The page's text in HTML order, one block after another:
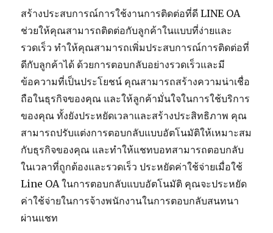
สร้างประสบการณ์การใช้งานการติดต่อที่ดี LINE OA
ช่วยให้คุณสามารถติดต่อกับลูกค้าในแบบที่ง่ายและ
รวดเร็ว ทำให้คุณสามารถเพิ่มประสบการณ์การติดต่อที่
ดีกับลูกค้าได้ ด้วยการตอบกลับอย่างรวดเร็วและมี
ข้อความที่เป็นประโยชน์ คุณสามารถสร้างความน่าเชื่อ
ถือในธุรกิจของคุณ และให้ลูกค้ามั่นใจในการใช้บริการ
ของคุณ ทั้งยังประหยัดเวลาและสร้างประสิทธิภาพ คุณ
สามารถปรับแต่งการตอบกลับแบบอัตโนมัติให้เหมาะสม
กับธุรกิจของคุณ และทำให้แชทบอทสามารถตอบกลับ
ในเวลาที่ถูกต้องและรวดเร็ว ประหยัดค่าใช้จ่ายเมื่อใช้
Line OA ในการตอบกลับแบบอัตโนมัติ คุณจะประหยัด
ค่าใช้จ่ายในการจ้างพนักงานในการตอบกลับสนทนา
ผ่านแชท